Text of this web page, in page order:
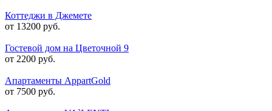
Коттеджи в Джемете
от 13200 руб.
Гостевой дом на Цветочной 9
от 2200 руб.
Апартаменты AppartGold
от 7500 руб.